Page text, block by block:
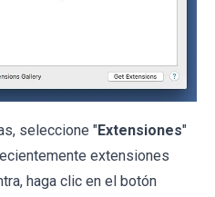
seleccione "Extensiones"
extensiones
haga clic en el botón